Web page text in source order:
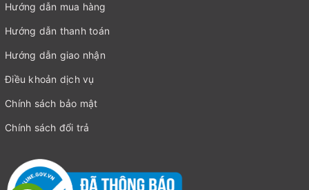
Hướng dẫn mua hàng
Hướng dẫn thanh toán
Hướng dẫn giao nhận
Điều khoản dịch vụ
Chính sách bảo mật
Chính sách đổi trả